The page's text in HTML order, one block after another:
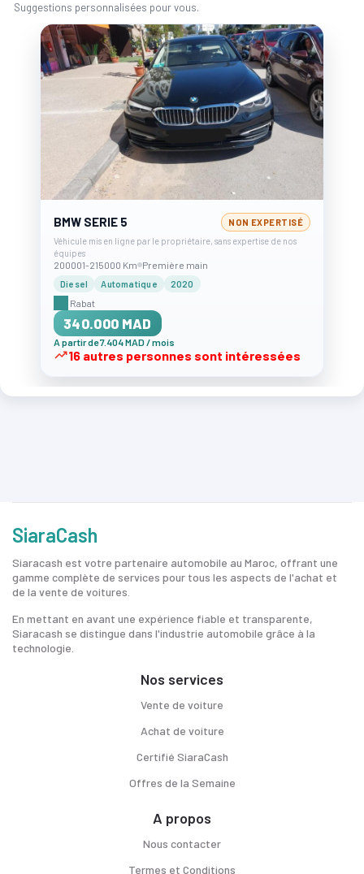
Suggestions personnalisées pour vous.
BMW SERIE 5
NON EXPERTISÉ
Véhicule mis en ligne par le propriétaire, sans expertise de nos
équipes
200001-215000 Km Première main
Diesel Automatique 2020
Rabat
340.000 MAD
A partir de 7.404 MAD / mois
16 autres personnes sont intéressées
SiaraCash
Siaracash est votre partenaire automobile au Maroc, offrant une
gamme complète de services pour tous les aspects de l'achat et
de la vente de voitures.
En mettant en avant une expérience fiable et transparente,
Siaracash se distingue dans l'industrie automobile grâce à la
technologie.
Nos services
Vente de voiture
Achat de voiture
Certifié SiaraCash
Offres de la Semaine
A propos
Nous contacter
Termes et Conditions